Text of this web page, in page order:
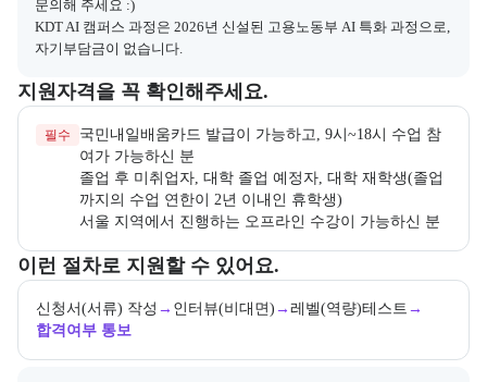
문의해 주세요 :)
KDT AI 캠퍼스 과정은 2026년 신설된 고용노동부 AI 특화 과정으로,
자기부담금이 없습니다.
지원자격을 꼭 확인해주세요.
교육과정 지원 자격과 우대 사항을 각각 묶어서 안내한다.
필수
국민내일배움카드 발급이 가능하고, 9시~18시 수업 참
졸업 후 미취업자, 대학 졸업 예정자, 대학 재학생(졸업
서울 지역에서 진행하는 오프라인 수강이 가능하신 분
이런 절차로 지원할 수 있어요.
교육과정 지원 절차와 참여 조건, 상세 참고사항을 안내한다.
신청서(서류) 작성 → 인터뷰(비대면) → 레벨(역량)테스트 →
합격여부 통보